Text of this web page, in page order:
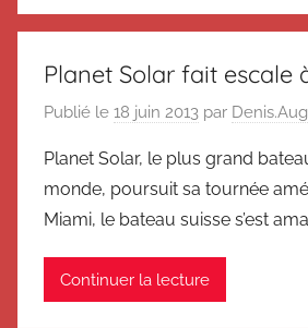
de
Suisse
Magazine
souvenir
Suisse
Magazine
Messager
Suisse
Planet Solar fait escale
Publié le 18 juin 2013 par
Planet Solar, le plus grand
monde, poursuit sa tournée
Miami, le bateau suisse s’est
Continuer la lecture